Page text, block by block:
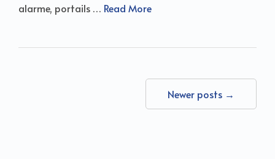
alarme, portails … Read More
Newer posts →